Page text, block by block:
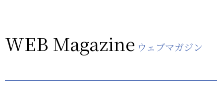
WEB Magazine ウェブマガジン